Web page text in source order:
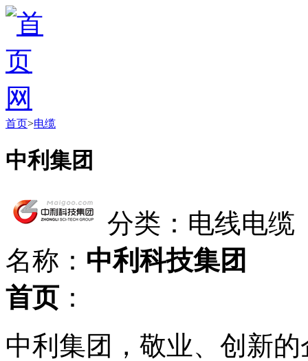
首页>电缆
中利集团
分类：电线电缆
名称： 中利科技集团
首页 ：
中利集团，敬业、创新